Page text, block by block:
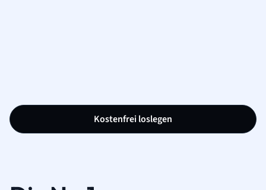
Kostenfrei loslegen